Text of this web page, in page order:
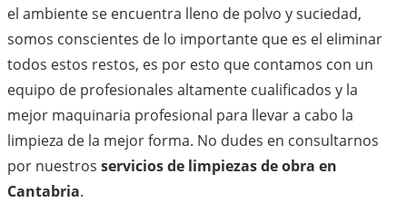
el ambiente se encuentra lleno de polvo y suciedad,
somos conscientes de lo importante que es el eliminar
todos estos restos, es por esto que contamos con un
equipo de profesionales altamente cualificados y la
mejor maquinaria profesional para llevar a cabo la
limpieza de la mejor forma. No dudes en consultarnos
por nuestros servicios de limpiezas de obra en
Cantabria.